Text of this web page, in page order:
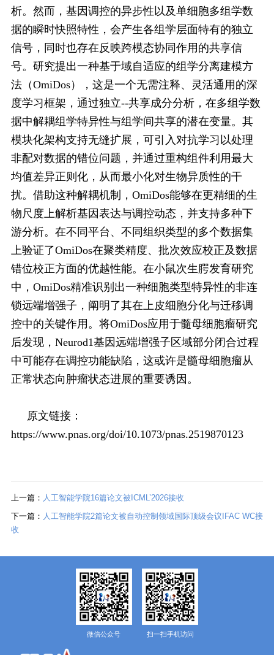
析。然而，基因调控的异步性以及单细胞多组学数
据的瞬时快照特性，会产生各组学层面特有的独立
信号，同时也存在反映跨模态协同作用的共享信
号。研究提出一种基于域自适应的组学分离建模方
法（OmiDos），这是一个无需注释、灵活通用的深
度学习框架，通过独立--共享成分分析，在多组学数
据中解耦组学特异性与组学间共享的潜在变量。其
模块化架构支持无缝扩展，可引入对抗学习以处理
非配对数据的错位问题，并通过重构组件利用最大
均值差异正则化，从而最小化对生物异质性的干
扰。借助这种解耦机制，OmiDos能够在更精细的生
物尺度上解析基因表达与调控动态，并支持多种下
游分析。在不同平台、不同组织类型的多个数据集
上验证了OmiDos在聚类精度、批次效应校正及数据
错位校正方面的优越性能。在小鼠次生腭发育研究
中，OmiDos精准识别出一种细胞类型特异性的非连
锁远端增强子，阐明了其在上皮细胞分化与迁移调
控中的关键作用。将OmiDos应用于髓母细胞瘤研究
后发现，Neurod1基因远端增强子区域部分闭合过程
中可能存在调控功能缺陷，这或许是髓母细胞瘤从
正常状态向肿瘤状态进展的重要诱因。
原文链接：
https://www.pnas.org/doi/10.1073/pnas.2519870123
上一篇： 人工智能学院16篇论文被ICML’2026接收
下一篇： 人工智能学院2篇论文被自动控制领域国际顶级会议IFAC WC接
收
微信公众号 扫一扫手机访问